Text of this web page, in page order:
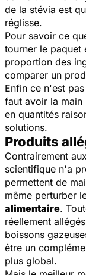
de la stévia est
réglisse.
Pour savoir ce
tourner le paquet
proportion des
comparer un
Enfin ce n'est
faut avoir la main
en quantités
solutions.
Produits
Contrairement
scientifique n'a
permettent de
même perturber
alimentaire.
réellement
boissons
être un
plus global.